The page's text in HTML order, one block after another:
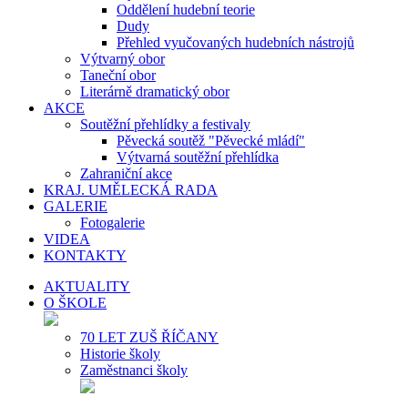
Oddělení hudební teorie
Dudy
Přehled vyučovaných hudebních nástrojů
Výtvarný obor
Taneční obor
Literárně dramatický obor
AKCE
Soutěžní přehlídky a festivaly
Pěvecká soutěž "Pěvecké mládí"
Výtvarná soutěžní přehlídka
Zahraniční akce
KRAJ. UMĚLECKÁ RADA
GALERIE
Fotogalerie
VIDEA
KONTAKTY
AKTUALITY
O ŠKOLE
70 LET ZUŠ ŘÍČANY
Historie školy
Zaměstnanci školy